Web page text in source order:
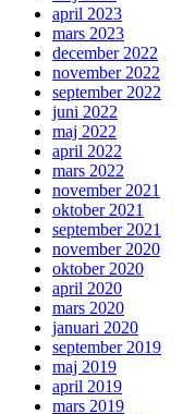
april 2023
mars 2023
december 2022
november 2022
september 2022
juni 2022
maj 2022
april 2022
mars 2022
november 2021
oktober 2021
september 2021
november 2020
oktober 2020
april 2020
mars 2020
januari 2020
september 2019
maj 2019
april 2019
mars 2019